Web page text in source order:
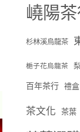
嶢陽
杉林溪烏龍茶
梔子花烏龍茶
百年茶行 禮盒
茶文化 茶葉